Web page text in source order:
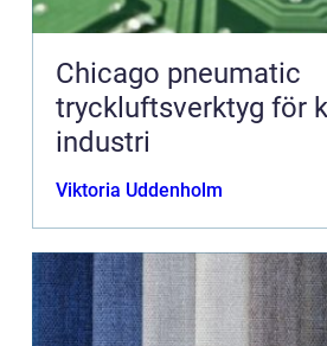
Chicago pneumatic
tryckluftsverktyg för
industri
Viktoria Uddenholm